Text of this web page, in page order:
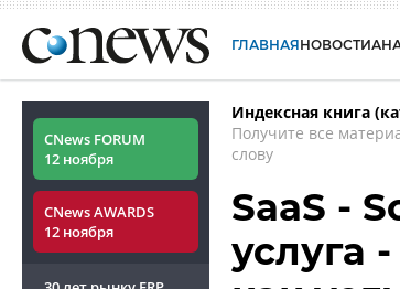
ГЛАВНАЯНОВОСТИ
CNews FORUM
12 ноября
CNews AWARDS
12 ноября
Индексная книга
Получите все
слову
SaaS -
услуга